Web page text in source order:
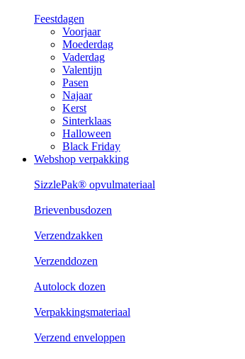
Feestdagen
Voorjaar
Moederdag
Vaderdag
Valentijn
Pasen
Najaar
Kerst
Sinterklaas
Halloween
Black Friday
Webshop verpakking
SizzlePak® opvulmateriaal
Brievenbusdozen
Verzendzakken
Verzenddozen
Autolock dozen
Verpakkingsmateriaal
Verzend enveloppen